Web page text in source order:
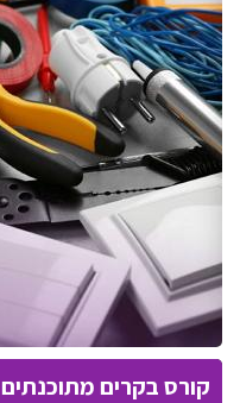
קורס בקרים מתוכנתים